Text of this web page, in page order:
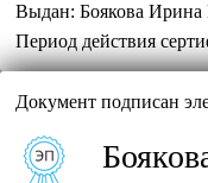
Выдан: Боякова Ирина
Период действия
Документ подписан